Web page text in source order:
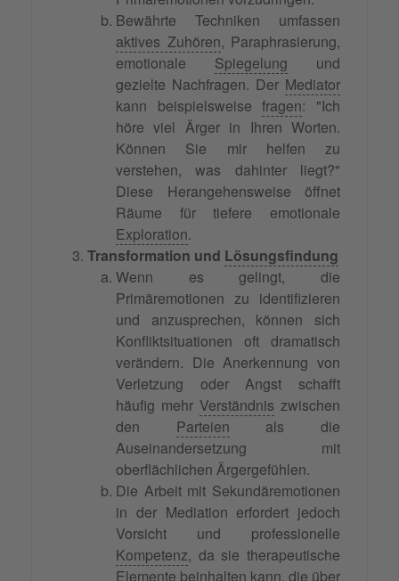
Bewährte Techniken umfassen
aktives Zuhören, Paraphrasierung,
emotionale Spiegelung und
gezielte Nachfragen. Der Mediator
kann beispielsweisefragen: "Ich
höre viel Ärger in Ihren Worten.
Können Sie mir helfen zu
verstehen, was dahinter liegt?"
Diese Herangehensweise öffnet
Räume für tiefere emotionale
Exploration.
Transformation und Lösungsfindung
Wenn es gelingt, die
Primäremotionen zu identifizieren
und anzusprechen, können sich
Konfliktsituationen oft dramatisch
verändern. Die Anerkennung von
Verletzung oder Angst schafft
häufig mehr Verständnis zwischen
den Parteien als die
Auseinandersetzung mit
oberflächlichen Ärgergefühlen.
Die Arbeit mit Sekundäremotionen
in der Mediation erfordert jedoch
Vorsicht und professionelle
Kompetenz, da sie therapeutische
Elemente beinhalten kann, die über